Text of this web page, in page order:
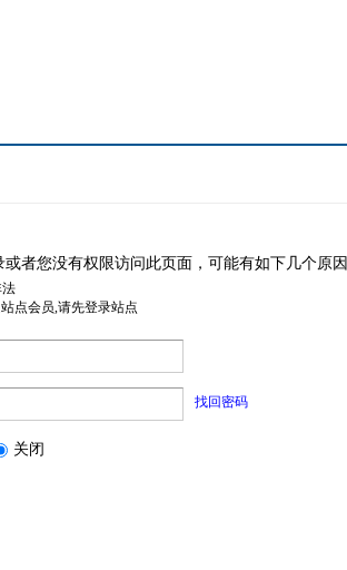
或者您没有权限访问此页面，可能有如下几个原因
点会员,请先登录站点
找回密码
关闭